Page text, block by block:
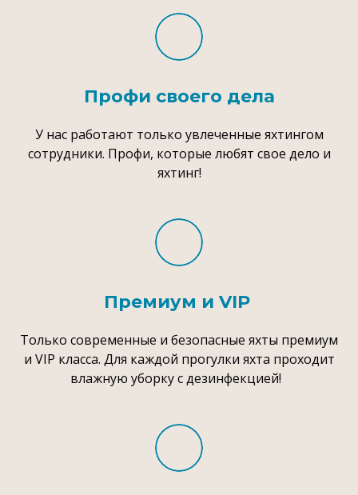
Профи своего дела
У нас работают только увлеченные яхтингом
сотрудники. Профи, которые любят свое дело и
яхтинг!
Премиум и VIP
Только современные и безопасные яхты премиум
и VIP класса. Для каждой прогулки яхта проходит
влажную уборку с дезинфекцией!